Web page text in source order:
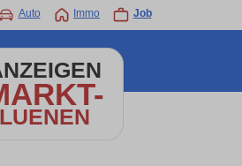
Auto Immo Job
LUENEN